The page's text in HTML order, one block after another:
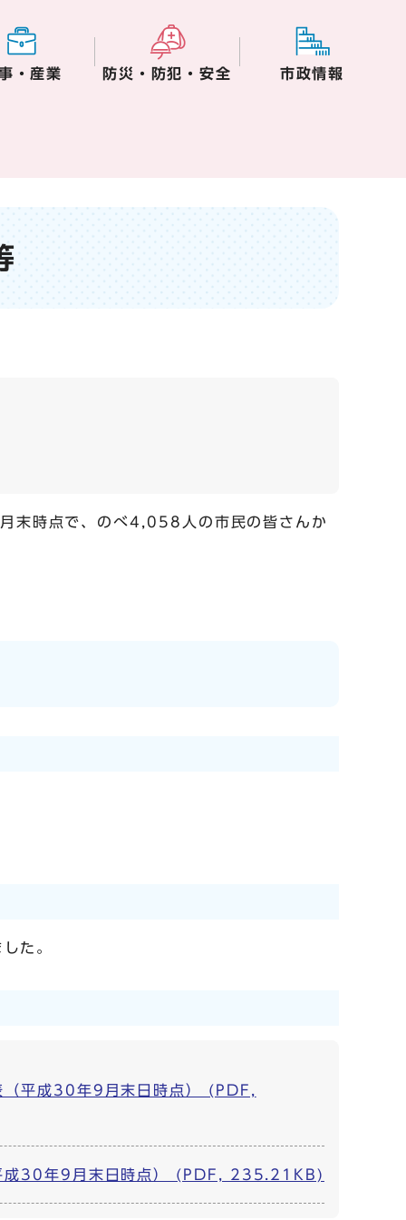
・産業 防災・防犯・安全 市政情報
末時点で、のべ4,058人の市民の皆さんか
た。
（平成30年9月末日時点） (PDF,
成30年9月末日時点） (PDF, 235.21KB)